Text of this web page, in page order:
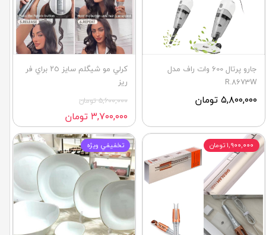
جارو پرتال 600 وات راف مدل
R.8673W
۵,۸۰۰,۰۰۰ تومان
كرلي مو شيگلم سايز ٢٥ براي فر
ريز
۵,۶۰۰,۰۰۰ تومان
۳,۷۰۰,۰۰۰ تومان
۱,۹۰۰,۰۰۰ تومان تخفيفي ويژه